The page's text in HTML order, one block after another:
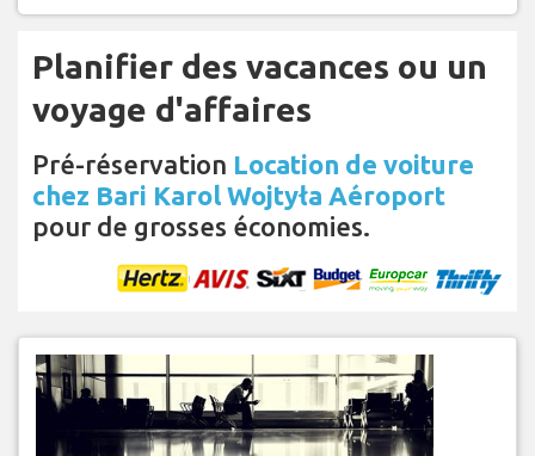
Planifier des vacances ou un
voyage d'affaires
Pré-réservation Location de voiture
chez Bari Karol Wojtyła Aéroport
pour de grosses économies.